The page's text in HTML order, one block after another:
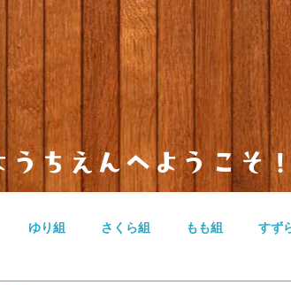
うちえんへようこそ
ゆり組 さくら組 もも組 すず